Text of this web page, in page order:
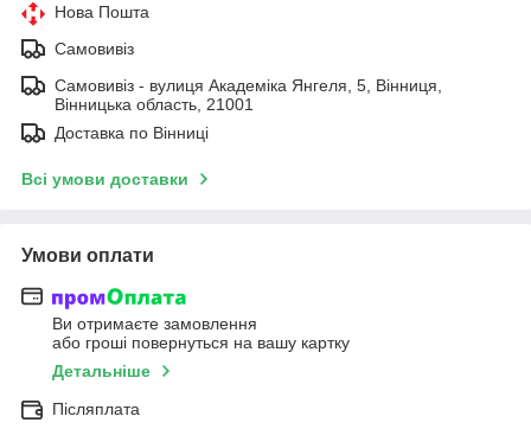
Нова Пошта
Самовивіз
Самовивіз - вулиця Академіка Янгеля, 5, Вінниця,
Вінницька область, 21001
Доставка по Вінниці
Всі умови доставки
Умови оплати
Ви отримаєте замовлення
або гроші повернуться на вашу картку
Детальніше
Післяплата